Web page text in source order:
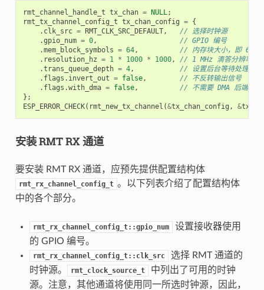
rmt_channel_handle_t tx_chan = NULL;
rmt_tx_channel_config_t tx_chan_config = {
. clk_src = RMT_CLK_SRC_DEFAULT,
// 选择时钟源
.gpio_num = 0,
// GPIO 编号
.mem_block_symbols = 64,
// 内存块大小，即 64
. resolution_hz = 1 * 1000 * 1000,
// 1 MHz 滴答分辨率
.trans_queue_depth = 4,
// 设置后台等待处理的事
. flags . invert_out = false,
// 不反转输出信号
. flags .with_dma = false,
// 不需要 DMA 后端
};
ESP_ERROR_CHECK( rmt_new_tx_channel (&tx_chan_config , &
安装 RMT RX 通道
要安装 RMT RX 通道，应预先提供配置结构体
rmt_rx_channel_config_t 。以下列表介绍了配置结构体
中的各个部分。
rmt_rx_channel_config_t::gpio_num
设置接收器使用
的 GPIO 编号。
rmt_rx_channel_config_t::clk_src
选择 RMT 通道的
时钟源。
rmt_clock_source_t
中列出了可用的时钟
源。注意，其他通道将使用同一所选时钟源，因此，